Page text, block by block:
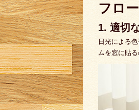
フロ
1. 適切
日光による
ムを窓に貼る